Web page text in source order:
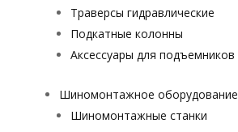
Траверсы гидравлические
Подкатные колонны
Аксессуары для подъемников
Шиномонтажное оборудование
Шиномонтажные станки